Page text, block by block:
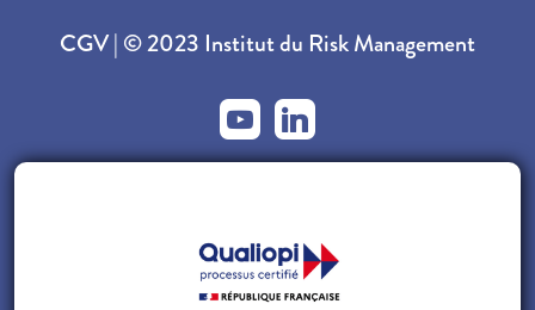
CGV| © 2023 Institut du Risk Management